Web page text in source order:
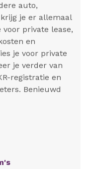
auto,
je er allemaal
private lease,
en
je voor private
je verder van
registratie en
Benieuwd